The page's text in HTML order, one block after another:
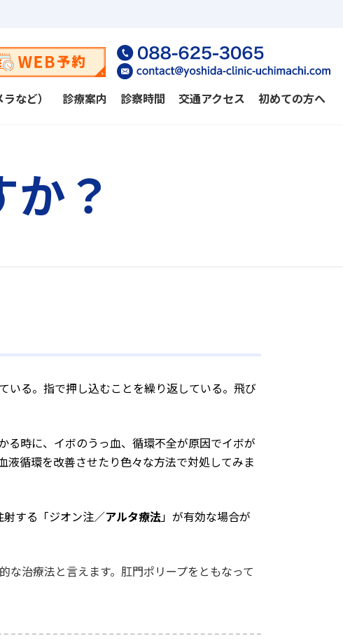
など） 診療案内 診察時間 交通アクセス 初めての方へ
？
いる。指で押し込むことを繰り返している。飛び
る時に、イボのうっ血、循環不全が原因でイボが
液循環を改善させたり色々な方法で対処してみま
する「ジオン注／アルタ療法 」が有効な場合が
治療法と言えます。肛門ポリープをともなって